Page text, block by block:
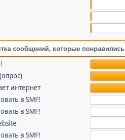
сообщений, которые понравились
интернет
в SMF!
в SMF!
в SMF!